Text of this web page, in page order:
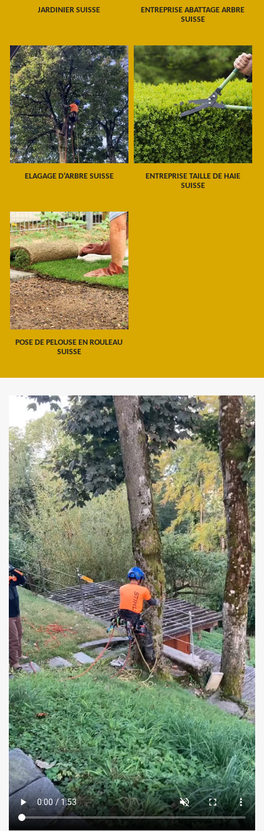
JARDINIER SUISSE
ENTREPRISE ABATTAGE ARBRE
SUISSE
ELAGAGE D'ARBRE SUISSE
ENTREPRISE TAILLE DE HAIE
SUISSE
POSE DE PELOUSE EN ROULEAU
SUISSE